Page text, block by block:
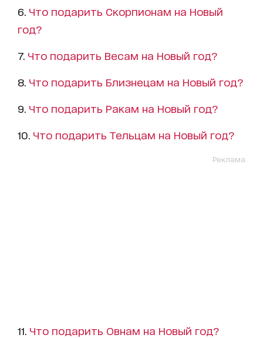
6. Что подарить Скорпионам на Новый
год?
7. Что подарить Весам на Новый год?
8. Что подарить Близнецам на Новый год?
9. Что подарить Ракам на Новый год?
10. Что подарить Тельцам на Новый год?
Реклама
11. Что подарить Овнам на Новый год?